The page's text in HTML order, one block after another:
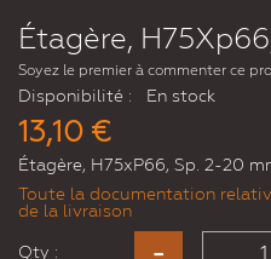
Étagère,
Soyez le premier à commenter ce
Disponibilité : En stock
13,10 €
Étagère, H75xP66, Sp. 2-20
Toute la documentation
de la livraison
Qty :